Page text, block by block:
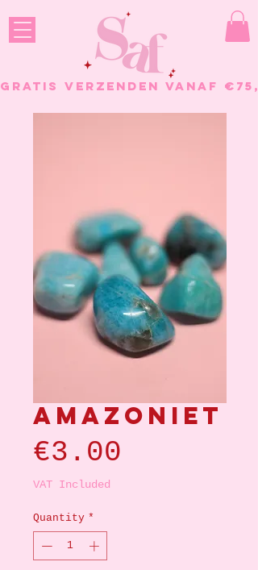
GRATIS VERZENDEN VANAF
Amazoniet
€3.00
VAT Included
Quantity *